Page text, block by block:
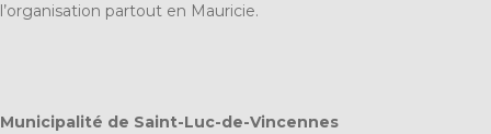
l’organisation partout en Mauricie.
Municipalité de Saint-Luc-de-Vincennes